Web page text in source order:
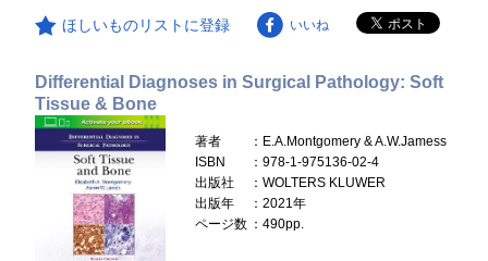
ほしいものリストに登録 いいね
Differential Diagnoses in Surgical Pathology: Soft
Tissue & Bone
著者
：E.A.Montgomery & A.W.Jamess
ISBN
：978-1-975136-02-4
出版社
：WOLTERS KLUWER
出版年
：2021年
ページ数 ：490pp.